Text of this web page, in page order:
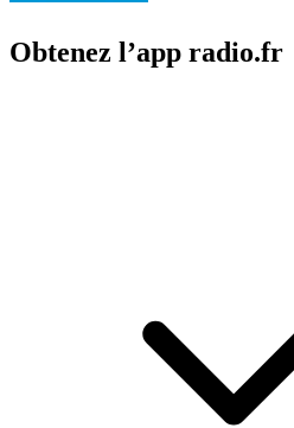
Obtenez l’app